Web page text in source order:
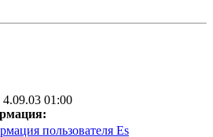
4.09.03 01:00
пользователя Es